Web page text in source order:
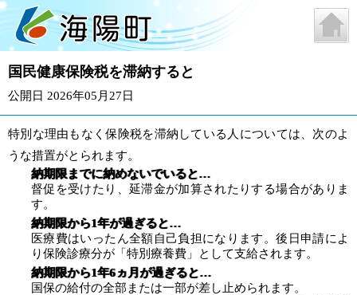
国民健康保険税を滞納すると
公開日 2026年05月27日
特別な理由もなく保険税を滞納している人については、次のよ
うな措置がとられます。
納期限までに納めないでいると…
督促を受けたり、延滞金が加算されたりする場合がありま
す。
納期限から1年が過ぎると…
医療費はいったん全額自己負担になります。後日申請によ
り保険診療分が「特別療養費」として支給されます。
納期限から1年6ヵ月が過ぎると…
国保の給付の全部または一部が差し止められます。